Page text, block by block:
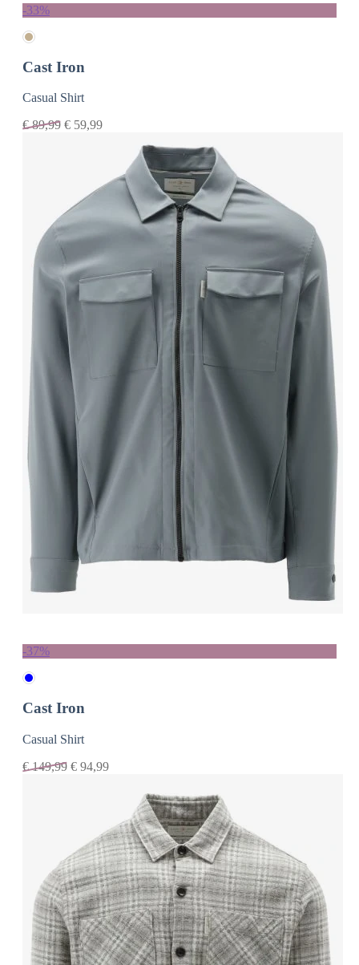
-33%
Cast Iron
Casual Shirt
€89,99 € 59,99
-37%
Cast Iron
Casual Shirt
€149,99 € 94,99